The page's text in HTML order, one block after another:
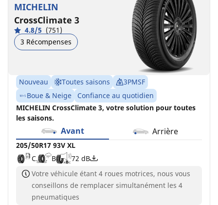
MICHELIN
CrossClimate 3
4.8/5 (751)
3 Récompenses
Nouveau Toutes saisons
3PMSF
Boue & Neige
Confiance au quotidien
MICHELIN CrossClimate 3, votre solution pour toutes
les saisons.
Avant Arrière
205/50R17 93V XL
C
B 72 dB
Votre véhicule étant 4 roues motrices, nous vous
conseillons de remplacer simultanément les 4
pneumatiques